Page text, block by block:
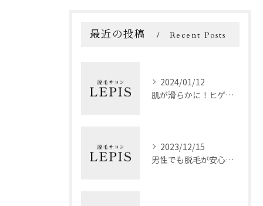
最近の投稿 Recent Posts
2024/01/12
肌が滑らかに！ヒゲ脱毛の魅力と効果
2023/12/15
男性でも脱毛が安心！技術力自慢のおすすめサロン